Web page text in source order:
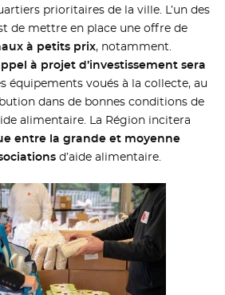
prioritaires de la ville. L’un des
de mettre en place une offre de
à petits prix, notamment.
à projet d’investissement sera
équipements voués à la collecte, au
dans de bonnes conditions de
alimentaire. La Région incitera
entre la grande et moyenne
d’aide alimentaire.